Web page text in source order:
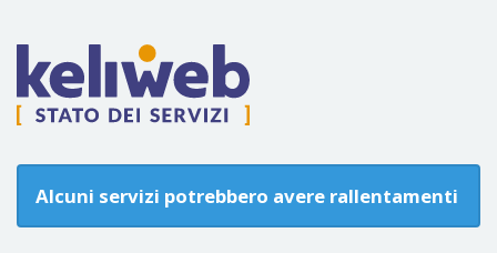
Alcuni servizi potrebbero avere rallentamenti